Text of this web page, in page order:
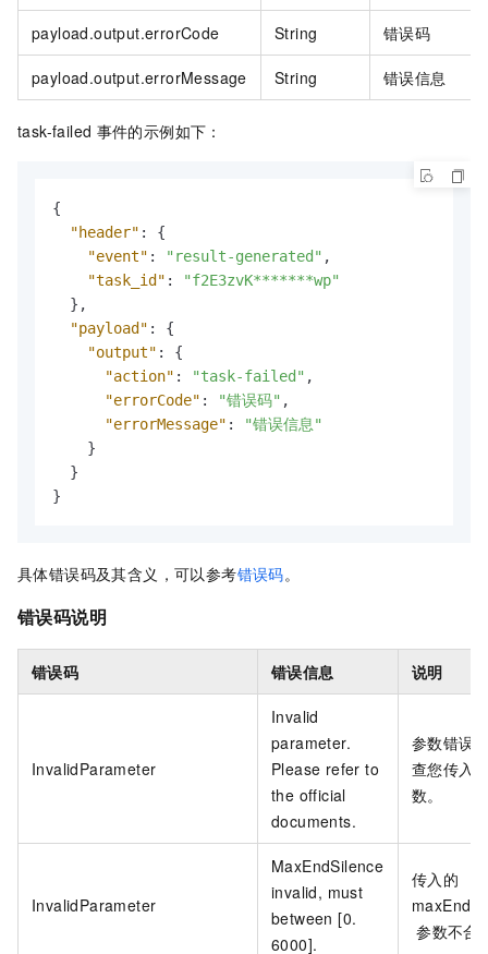
payload.output.errorCode String 错误码
payload.output.errorMessage String 错误信息
task-failed 事件的示例如下：
{
"header" :
{
"event" : "result-generated" ,
"task_id" :
"f2E3zvK*******wp"
} ,
"payload" :
{
"output" :
{
"action" : "task-failed" ,
"errorCode" : "错误码" ,
"errorMessage" :
"错误信息"
}
}
}
具体错误码及其含义，可以参考错误码。
错误码说明
错误码 错误信息 说明
InvalidParameter
Invalid
parameter.
Please refer to
the official
documents.
参数错误
查您传入
数。
InvalidParameter
MaxEndSilence
invalid, must
between [0.
6000].
传入的
参数不合